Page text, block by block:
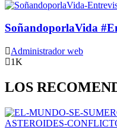
SoñandoporlaVida
Administrador web
1K
LOS